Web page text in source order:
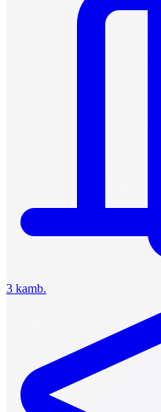
3 kamb.